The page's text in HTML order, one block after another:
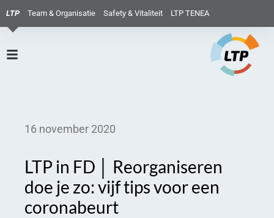
LTP Team & Organisatie Safety & Vitaliteit LTP TENEA
16 november 2020
LTP in FD │ Reorganiseren
doe je zo: vijf tips voor een
coronabeurt